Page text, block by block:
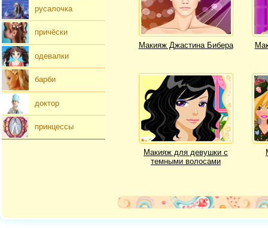
Макияж Джастина Бибера
Макияж для девушки с
темными волосами
русалочка
причёски
одевалки
барби
доктор
принцессы